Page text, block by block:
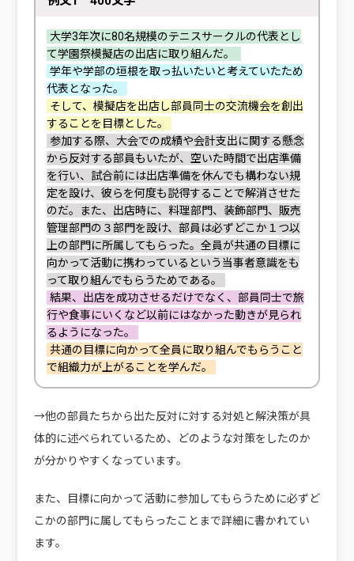
大学3年次に80名規模のテニスサークルの代表とし
て学園祭模擬店の出店に取り組んだ。
学年や学部の垣根を取っ払いたいと考えていたため
代表となった。
そして、模擬店を出店し部員同士の交流機会を創出
することを目標とした。
参加する際、大会での成績や会計支出に関する懸念
から反対する部員もいたが、空いた時間で出店準備
を行い、試合前には出店準備を休んでも構わない規
定を設け、彼らを何度も説得することで解消させた
のだ。また、出店時に、料理部門、装飾部門、販売
管理部門の３部門を設け、部員は必ずどこか１つ以
上の部門に所属してもらった。全員が共通の目標に
向かって活動に携わっているという当事者意識をも
って取り組んでもらうためである。
結果、出店を成功させるだけでなく、部員同士で旅
行や食事にいくなど以前にはなかった動きが見られ
るようになった。
共通の目標に向かって全員に取り組んでもらうこと
で組織力が上がることを学んだ。
→他の部員たちから出た反対に対する対処と解決策が具
体的に述べられているため、どのような対策をしたのか
が分かりやすくなっています。
また、目標に向かって活動に参加してもらうために必ずど
こかの部門に属してもらったことまで詳細に書かれてい
ます。